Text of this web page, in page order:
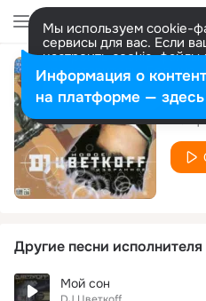
Мы используем cookie-
сервисы для вас. Если
настроить cookie-
представитель. Больше
Разрешить все
DJ
Другие песни исполнителя
Мой сон
Информация о
на платформе — здесь